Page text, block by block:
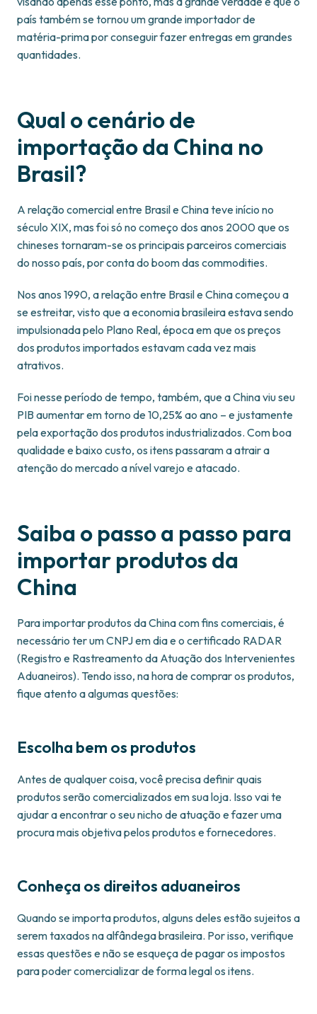
país também se tornou um grande importador de
matéria-prima por conseguir fazer entregas em grandes
quantidades.
Qual o cenário de
importação da China no
Brasil?
A relação comercial entre Brasil e China teve início no
século XIX, mas foi só no começo dos anos 2000 que os
chineses tornaram-se os principais parceiros comerciais
do nosso país, por conta do boom das commodities.
Nos anos 1990, a relação entre Brasil e China começou a
se estreitar, visto que a economia brasileira estava sendo
impulsionada pelo Plano Real, época em que os preços
dos produtos importados estavam cada vez mais
atrativos.
Foi nesse período de tempo, também, que a China viu seu
PIB aumentar em torno de 10,25% ao ano – e justamente
pela exportação dos produtos industrializados. Com boa
qualidade e baixo custo, os itens passaram a atrair a
atenção do mercado a nível varejo e atacado.
Saiba o passo a passo para
importar produtos da
China
Para importar produtos da China com fins comerciais, é
necessário ter um CNPJ em dia e o certificado RADAR
(Registro e Rastreamento da Atuação dos Intervenientes
Aduaneiros). Tendo isso, na hora de comprar os produtos,
fique atento a algumas questões:
Escolha bem os produtos
Antes de qualquer coisa, você precisa definir quais
produtos serão comercializados em sua loja. Isso vai te
ajudar a encontrar o seu nicho de atuação e fazer uma
procura mais objetiva pelos produtos e fornecedores.
Conheça os direitos aduaneiros
Quando se importa produtos, alguns deles estão sujeitos a
serem taxados na alfândega brasileira. Por isso, verifique
essas questões e não se esqueça de pagar os impostos
para poder comercializar de forma legal os itens.